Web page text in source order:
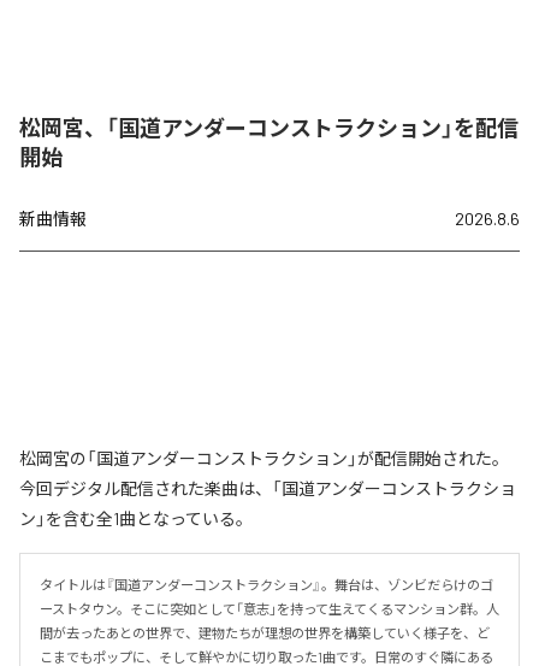
松岡宮、「国道アンダーコンストラクション」を配信
開始
新曲情報 2026.8.6
松岡宮の「国道アンダーコンストラクション」が配信開始された。
今回デジタル配信された楽曲は、「国道アンダーコンストラクショ
ン」を含む全1曲となっている。
タイトルは『国道アンダーコンストラクション』。舞台は、ゾンビだらけのゴ
ーストタウン。そこに突如として「意志」を持って生えてくるマンション群。人
間が去ったあとの世界で、建物たちが理想の世界を構築していく様子を、ど
こまでもポップに、そして鮮やかに切り取った1曲です。日常のすぐ隣にある